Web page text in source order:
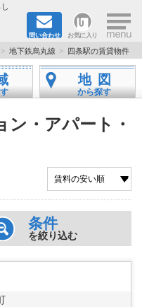
問い合わせ お気に入り ×
地下鉄烏丸線 四条駅の賃貸物件
地図
から探す
ン・アパート・
条件
を絞り込む